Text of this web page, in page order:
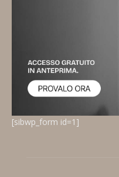
[sibwp_form id=1]